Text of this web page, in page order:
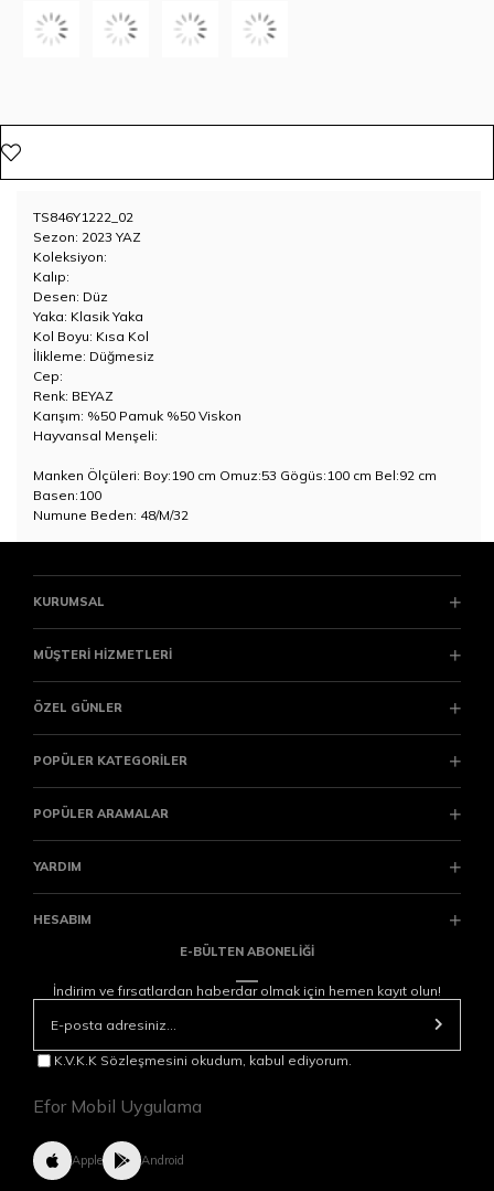
TS846Y1222_02
Sezon: 2023 YAZ
Koleksiyon:
Kalıp:
Desen: Düz
Yaka: Klasik Yaka
Kol Boyu: Kısa Kol
İlikleme: Düğmesiz
Cep:
Renk: BEYAZ
Karışım: %50 Pamuk %50 Viskon
Hayvansal Menşeli:
Manken Ölçüleri: Boy:190 cm Omuz:53 Gögüs:100 cm Bel:92 cm
Basen:100
Numune Beden: 48/M/32
KURUMSAL
MÜŞTERİ HİZMETLERİ
ÖZEL GÜNLER
POPÜLER KATEGORİLER
POPÜLER ARAMALAR
YARDIM
HESABIM
E-BÜLTEN ABONELİĞİ
İndirim ve fırsatlardan haberdar olmak için hemen kayıt olun!
K.V.K.K Sözleşmesini okudum, kabul ediyorum.
Efor Mobil Uygulama
Apple Android